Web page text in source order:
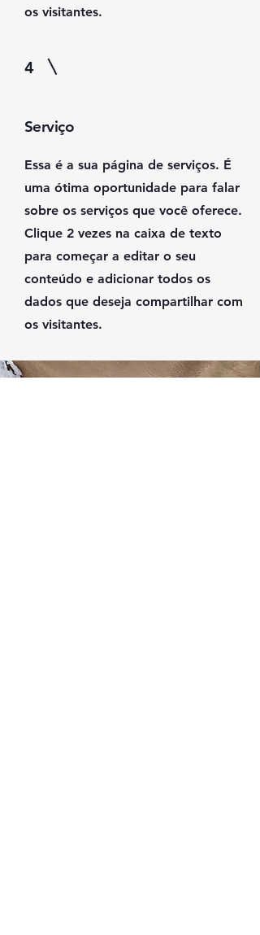
os visitantes.
4
Serviço
Essa é a sua página de serviços. É
uma ótima oportunidade para falar
sobre os serviços que você oferece.
Clique 2 vezes na caixa de texto
para começar a editar o seu
conteúdo e adicionar todos os
dados que deseja compartilhar com
os visitantes.